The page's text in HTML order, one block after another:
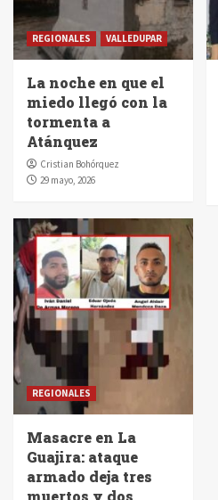
REGIONALES VALLEDUPAR
La noche en que el
miedo llegó con la
tormenta a
Atánquez
Cristian Bohórquez
29 mayo, 2026
REGIONALES
Masacre en La
Guajira: ataque
armado deja tres
muertos y dos